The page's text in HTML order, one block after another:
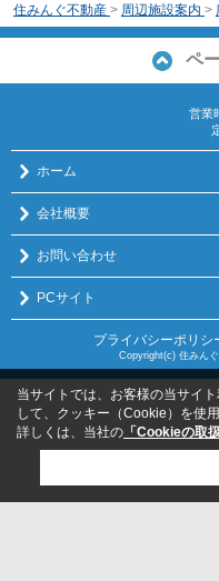
住みんぐ不動産 > 周辺施設案内 >
ペ
営業
ホーム
会社概要
お問い合わせ
PCサイト
プライバシーポリシ
Copyright(c) 住みん
当サイトでは、お客様の当サイ
して、クッキー（Cookie）を使用
詳しくは、当社の 「Cookieの取